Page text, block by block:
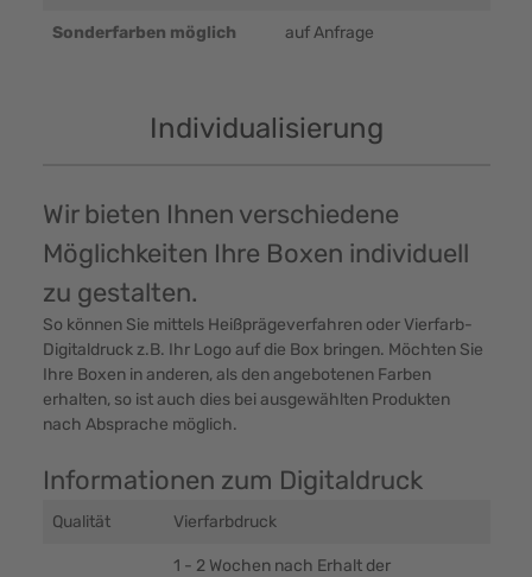
Sonderfarben möglich auf Anfrage
Individualisierung
Wir bieten Ihnen verschiedene
Möglichkeiten Ihre Boxen individuell
zu gestalten.
So können Sie mittels Heißprägeverfahren oder Vierfarb-
Digitaldruck z.B. Ihr Logo auf die Box bringen. Möchten Sie
Ihre Boxen in anderen, als den angebotenen Farben
erhalten, so ist auch dies bei ausgewählten Produkten
nach Absprache möglich.
Informationen zum Digitaldruck
Qualität Vierfarbdruck
1 - 2 Wochen nach Erhalt der